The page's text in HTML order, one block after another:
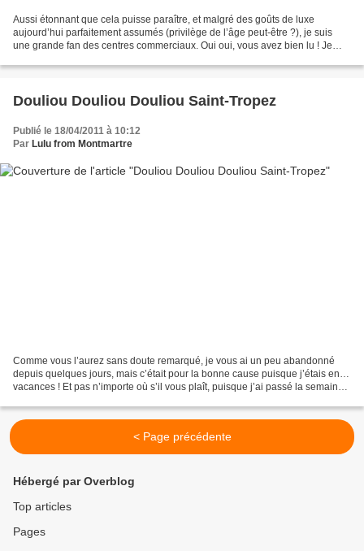
Aussi étonnant que cela puisse paraître, et malgré des goûts de luxe
aujourd’hui parfaitement assumés (privilège de l’âge peut-être ?), je suis
une grande fan des centres commerciaux. Oui oui, vous avez bien lu ! Je
Douliou Douliou Douliou Saint-Tropez
Publié le 18/04/2011 à 10:12
Par Lulu from Montmartre
Comme vous l’aurez sans doute remarqué, je vous ai un peu abandonné
depuis quelques jours, mais c’était pour la bonne cause puisque j’étais en…
vacances ! Et pas n’importe où s’il vous plaît, puisque j’ai passé la semaine
< Page précédente
Hébergé par Overblog
Top articles
Pages